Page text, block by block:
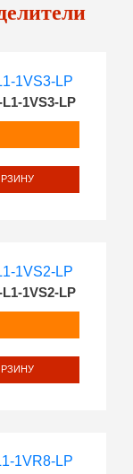
1VS3-LP
1VS2-LP